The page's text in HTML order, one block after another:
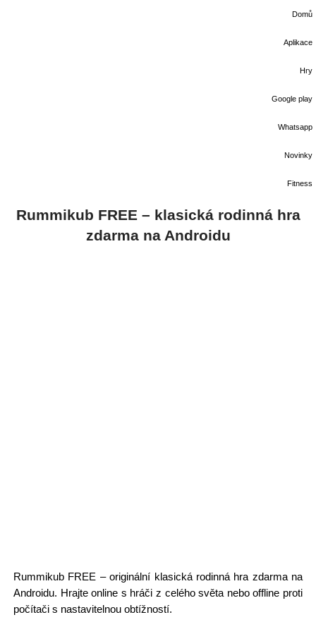
Domů
Aplikace
Hry
Google play
Whatsapp
Novinky
Fitness
Rummikub FREE – klasická rodinná hra
zdarma na Androidu
Rummikub FREE – originální klasická rodinná hra zdarma na
Androidu. Hrajte online s hráči z celého světa nebo offline proti
počítači s nastavitelnou obtížností.